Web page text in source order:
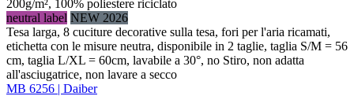
200g/m², 100% poliestere riciclato
neutral label NEW 2026
Tesa larga, 8 cuciture decorative sulla tesa, fori per l'aria ricamati,
etichetta con le misure neutra, disponibile in 2 taglie, taglia S/M = 56
cm, taglia L/XL = 60cm, lavabile a 30°, no Stiro, non adatta
all'asciugatrice, non lavare a secco
MB 6256 | Daiber